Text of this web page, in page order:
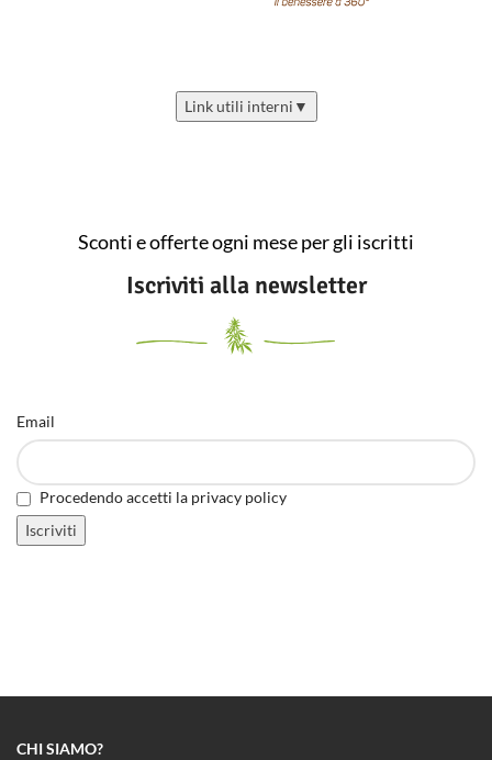
Link utili interni ▼
Sconti e offerte ogni mese per gli iscritti
Iscriviti alla newsletter
Email
Procedendo accetti la privacy policy
CHI SIAMO?